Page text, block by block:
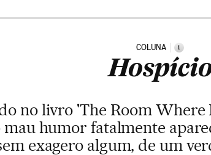
COLUNA i
no livro 'The Room
humor fatalmente
exagero algum, de um